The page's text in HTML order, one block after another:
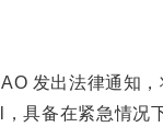
发出法律通知
具备在紧急情况